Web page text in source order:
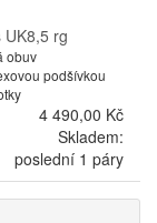
rg
obuv
podšívkou
4 490,00 Kč
Skladem:
poslední 1 páry